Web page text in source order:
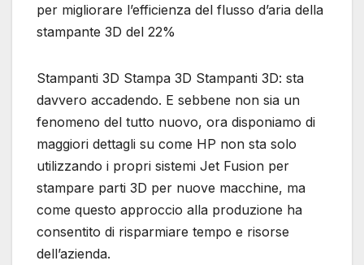
per migliorare l’efficienza del flusso d’aria della
stampante 3D del 22%
Stampanti 3D Stampa 3D Stampanti 3D: sta
davvero accadendo. E sebbene non sia un
fenomeno del tutto nuovo, ora disponiamo di
maggiori dettagli su come HP non sta solo
utilizzando i propri sistemi Jet Fusion per
stampare parti 3D per nuove macchine, ma
come questo approccio alla produzione ha
consentito di risparmiare tempo e risorse
dell’azienda.